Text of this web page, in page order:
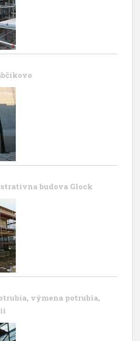
budova Glock
výmena potrubia,